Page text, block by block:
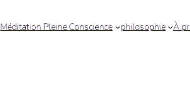
Méditation Pleine Conscience philosophie À